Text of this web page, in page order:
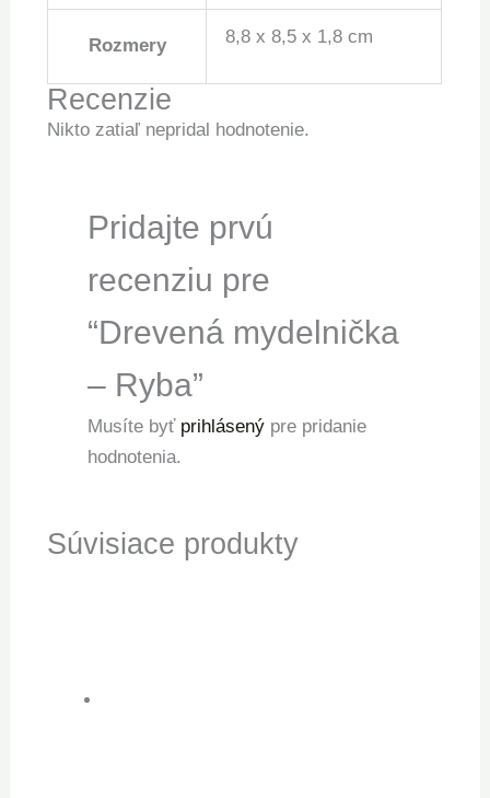
Rozmery 8,8 x 8,5 x 1,8 cm
Recenzie
Nikto zatiaľ nepridal hodnotenie.
Pridajte prvú
recenziu pre
“Drevená mydelnička
– Ryba”
Musíte byť prihlásenýpre pridanie
hodnotenia.
Súvisiace produkty